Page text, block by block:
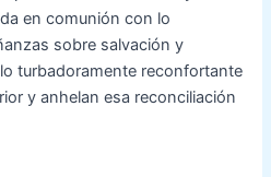
en comunión con lo
sobre salvación y
turbadoramente reconfortante
y anhelan esa reconciliación